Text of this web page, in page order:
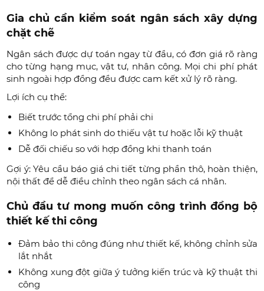
Gia chủ cần kiểm soát ngân sách xây dựng
chặt chẽ
Ngân sách được dự toán ngay từ đầu, có đơn giá rõ ràng
cho từng hạng mục, vật tư, nhân công. Mọi chi phí phát
sinh ngoài hợp đồng đều được cam kết xử lý rõ ràng.
Lợi ích cụ thể:
Biết trước tổng chi phí phải chi
Không lo phát sinh do thiếu vật tư hoặc lỗi kỹ thuật
Dễ đối chiếu so với hợp đồng khi thanh toán
Gợi ý: Yêu cầu báo giá chi tiết từng phần thô, hoàn thiện,
nội thất để dễ điều chỉnh theo ngân sách cá nhân.
Chủ đầu tư mong muốn công trình đồng bộ
thiết kế thi công
Đảm bảo thi công đúng như thiết kế, không chỉnh sửa
lắt nhắt
Không xung đột giữa ý tưởng kiến trúc và kỹ thuật thi
công